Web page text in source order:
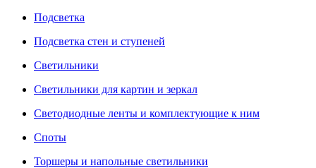
Подсветка
Подсветка стен и ступеней
Светильники
Светильники для картин и зеркал
Светодиодные ленты и комплектующие к ним
Споты
Торшеры и напольные светильники